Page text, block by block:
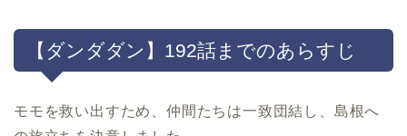
【ダンダダン】192話までのあらすじ
モモを救い出すため、仲間たちは一致団結し、島根へ